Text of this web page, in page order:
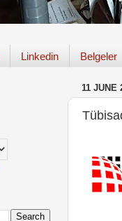
Linkedin Belgeler
11 JUNE